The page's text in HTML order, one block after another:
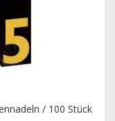
/ 100 Stück